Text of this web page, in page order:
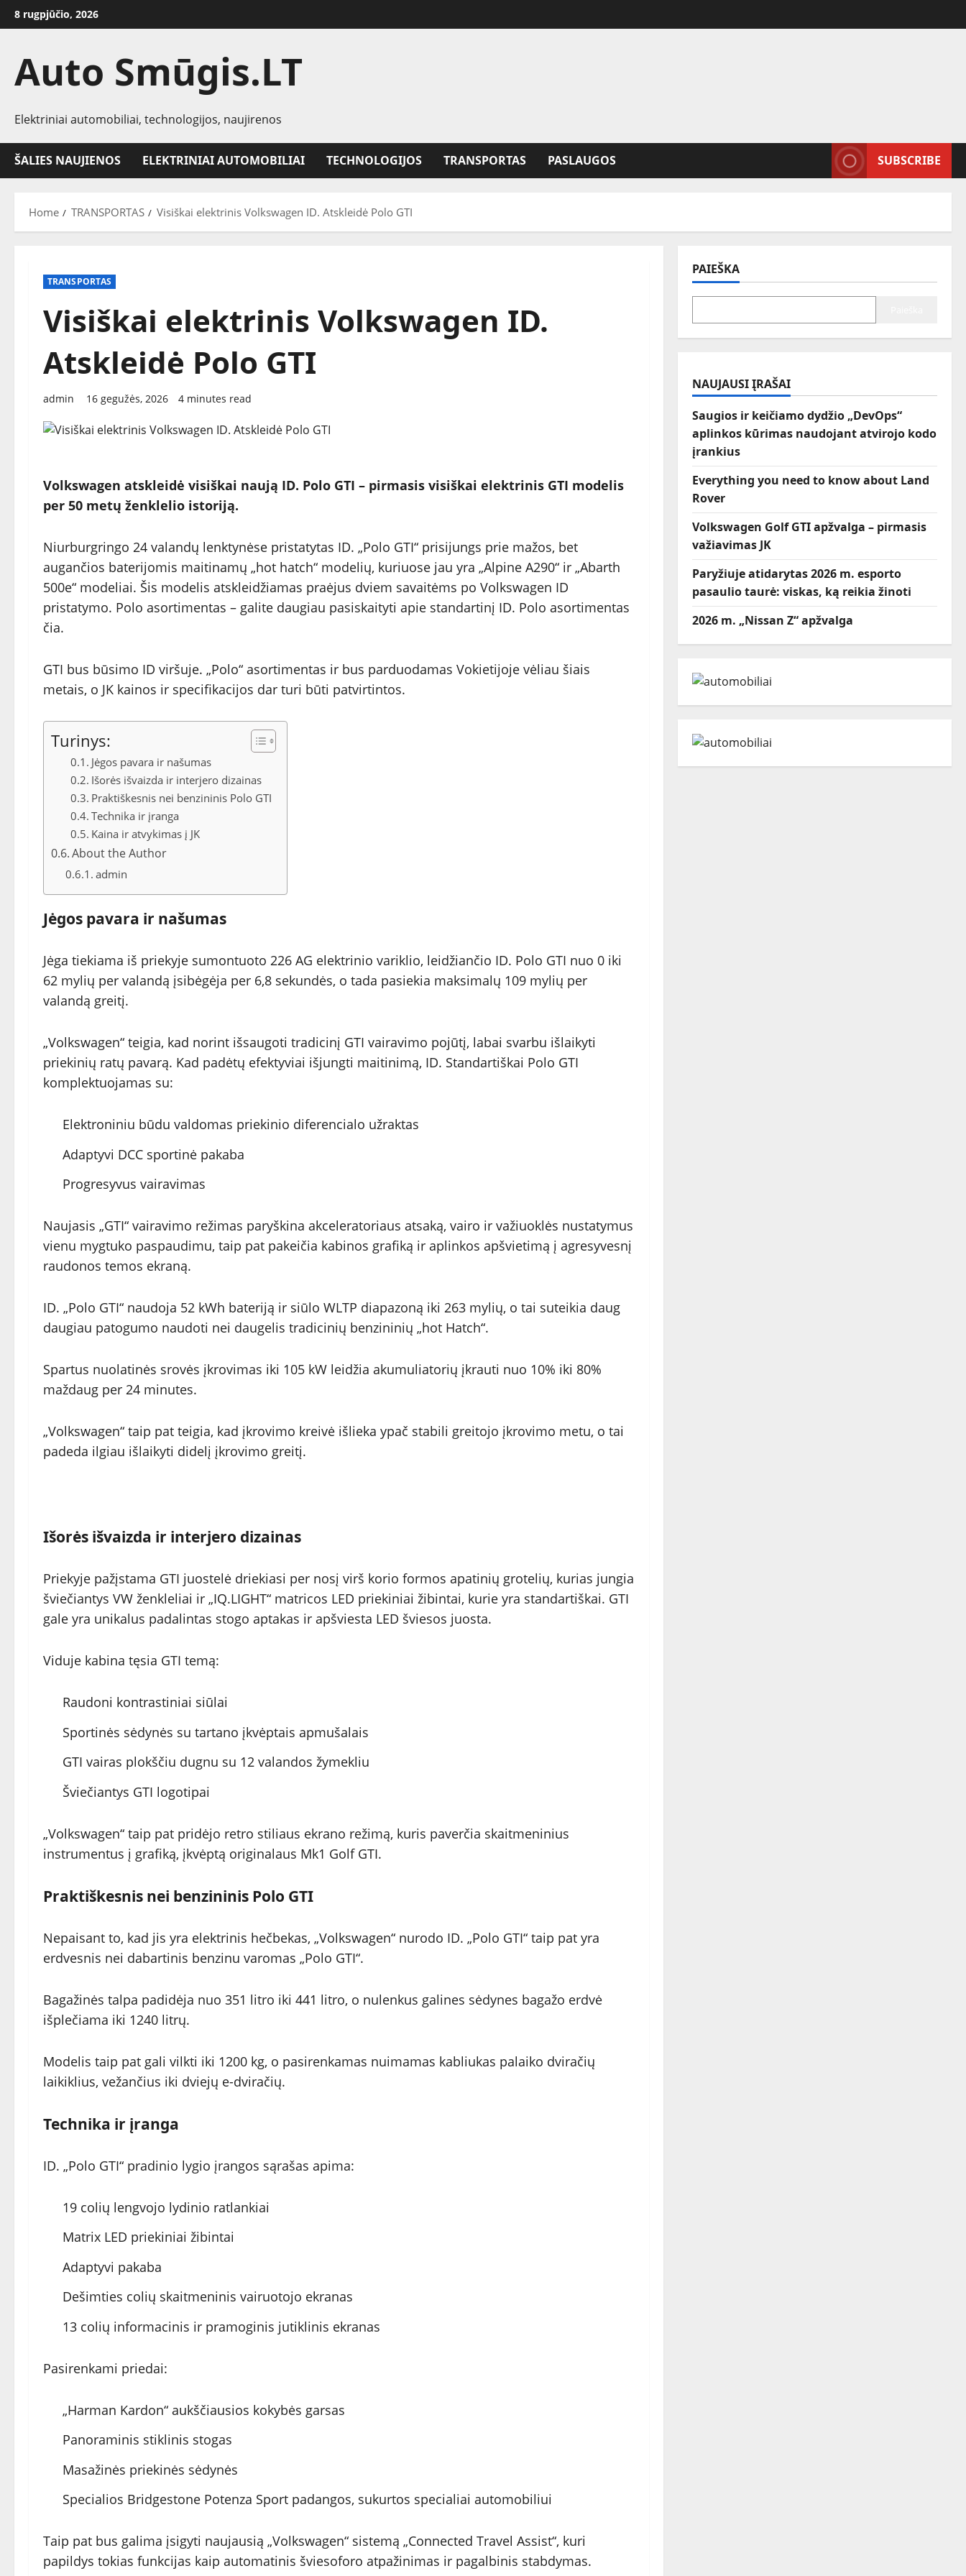
Skip
to
8 rugpjūčio, 2026
Auto Smūgis.LT
Elektriniai automobiliai, technologijos, naujirenos
ŠALIES NAUJIENOS ELEKTRINIAI AUTOMOBILIAI TECHNOLOGIJOS TRANSPORTAS PASLAUGOS SUBSCRIBE
Home TRANSPORTAS Visiškai elektrinis Volkswagen ID. Atskleidė Polo GTI
TRANSPORTAS
Visiškai elektrinis Volkswagen ID.
Atskleidė Polo GTI
admin 16 gegužės, 2026 4 minutes read
Volkswagen atskleidė visiškai naują ID. Polo GTI – pirmasis visiškai elektrinis GTI modelis
per 50 metų ženklelio istoriją.
Niurburgringo 24 valandų lenktynėse pristatytas ID. „Polo GTI“ prisijungs prie mažos, bet
augančios baterijomis maitinamų „hot hatch“ modelių, kuriuose jau yra „Alpine A290“ ir „Abarth
500e“ modeliai. Šis modelis atskleidžiamas praėjus dviem savaitėms po Volkswagen ID
pristatymo. Polo asortimentas – galite daugiau pasiskaityti apie standartinį ID. Polo asortimentas
čia.
GTI bus būsimo ID viršuje. „Polo“ asortimentas ir bus parduodamas Vokietijoje vėliau šiais
metais, o JK kainos ir specifikacijos dar turi būti patvirtintos.
Turinys:
Jėgos pavara ir našumas
Išorės išvaizda ir interjero dizainas
Praktiškesnis nei benzininis Polo GTI
Technika ir įranga
Kaina ir atvykimas į JK
About the Author
admin
Jėgos pavara ir našumas
Jėga tiekiama iš priekyje sumontuoto 226 AG elektrinio variklio, leidžiančio ID. Polo GTI nuo 0 iki
62 mylių per valandą įsibėgėja per 6,8 sekundės, o tada pasiekia maksimalų 109 mylių per
valandą greitį.
„Volkswagen“ teigia, kad norint išsaugoti tradicinį GTI vairavimo pojūtį, labai svarbu išlaikyti
priekinių ratų pavarą. Kad padėtų efektyviai išjungti maitinimą, ID. Standartiškai Polo GTI
komplektuojamas su:
Elektroniniu būdu valdomas priekinio diferencialo užraktas
Adaptyvi DCC sportinė pakaba
Progresyvus vairavimas
Naujasis „GTI“ vairavimo režimas paryškina akceleratoriaus atsaką, vairo ir važiuoklės nustatymus
vienu mygtuko paspaudimu, taip pat pakeičia kabinos grafiką ir aplinkos apšvietimą į agresyvesnį
raudonos temos ekraną.
ID. „Polo GTI“ naudoja 52 kWh bateriją ir siūlo WLTP diapazoną iki 263 mylių, o tai suteikia daug
daugiau patogumo naudoti nei daugelis tradicinių benzininių „hot Hatch“.
Spartus nuolatinės srovės įkrovimas iki 105 kW leidžia akumuliatorių įkrauti nuo 10% iki 80%
maždaug per 24 minutes.
„Volkswagen“ taip pat teigia, kad įkrovimo kreivė išlieka ypač stabili greitojo įkrovimo metu, o tai
padeda ilgiau išlaikyti didelį įkrovimo greitį.
Išorės išvaizda ir interjero dizainas
Priekyje pažįstama GTI juostelė driekiasi per nosį virš korio formos apatinių grotelių, kurias jungia
šviečiantys VW ženkleliai ir „IQ.LIGHT“ matricos LED priekiniai žibintai, kurie yra standartiškai. GTI
gale yra unikalus padalintas stogo aptakas ir apšviesta LED šviesos juosta.
Viduje kabina tęsia GTI temą:
Raudoni kontrastiniai siūlai
Sportinės sėdynės su tartano įkvėptais apmušalais
GTI vairas plokščiu dugnu su 12 valandos žymekliu
Šviečiantys GTI logotipai
„Volkswagen“ taip pat pridėjo retro stiliaus ekrano režimą, kuris paverčia skaitmeninius
instrumentus į grafiką, įkvėptą originalaus Mk1 Golf GTI.
Praktiškesnis nei benzininis Polo GTI
Nepaisant to, kad jis yra elektrinis hečbekas, „Volkswagen“ nurodo ID. „Polo GTI“ taip pat yra
erdvesnis nei dabartinis benzinu varomas „Polo GTI“.
Bagažinės talpa padidėja nuo 351 litro iki 441 litro, o nulenkus galines sėdynes bagažo erdvė
išplečiama iki 1240 litrų.
Modelis taip pat gali vilkti iki 1200 kg, o pasirenkamas nuimamas kabliukas palaiko dviračių
laikiklius, vežančius iki dviejų e-dviračių.
Technika ir įranga
ID. „Polo GTI“ pradinio lygio įrangos sąrašas apima:
19 colių lengvojo lydinio ratlankiai
Matrix LED priekiniai žibintai
Adaptyvi pakaba
Dešimties colių skaitmeninis vairuotojo ekranas
13 colių informacinis ir pramoginis jutiklinis ekranas
Pasirenkami priedai:
„Harman Kardon“ aukščiausios kokybės garsas
Panoraminis stiklinis stogas
Masažinės priekinės sėdynės
Specialios Bridgestone Potenza Sport padangos, sukurtos specialiai automobiliui
Taip pat bus galima įsigyti naujausią „Volkswagen“ sistemą „Connected Travel Assist“, kuri
papildys tokias funkcijas kaip automatinis šviesoforo atpažinimas ir pagalbinis stabdymas.
PAIEŠKA
NAUJAUSI ĮRAŠAI
Saugios ir keičiamo dydžio „DevOps“
aplinkos kūrimas naudojant atvirojo kodo
įrankius
Everything you need to know about Land
Rover
Volkswagen Golf GTI apžvalga – pirmasis
važiavimas JK
Paryžiuje atidarytas 2026 m. esporto
pasaulio taurė: viskas, ką reikia žinoti
2026 m. „Nissan Z“ apžvalga